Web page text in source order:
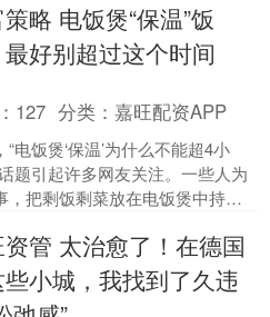
影响力的体....
略 电饭煲“保温”饭
好别超过这个时间
127 分类：嘉旺配资APP
“电饭煲‘保温’为什么不能超4小
题引起许多网友关注。一些人为
，把剩饭剩菜放在电饭煲中持续
惯无意中给身....
管 太治愈了！在德国
小城，我找到了久违